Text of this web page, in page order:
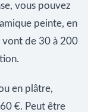
vous pouvez
peinte, en
vont de 30 à 200
en plâtre,
€. Peut être